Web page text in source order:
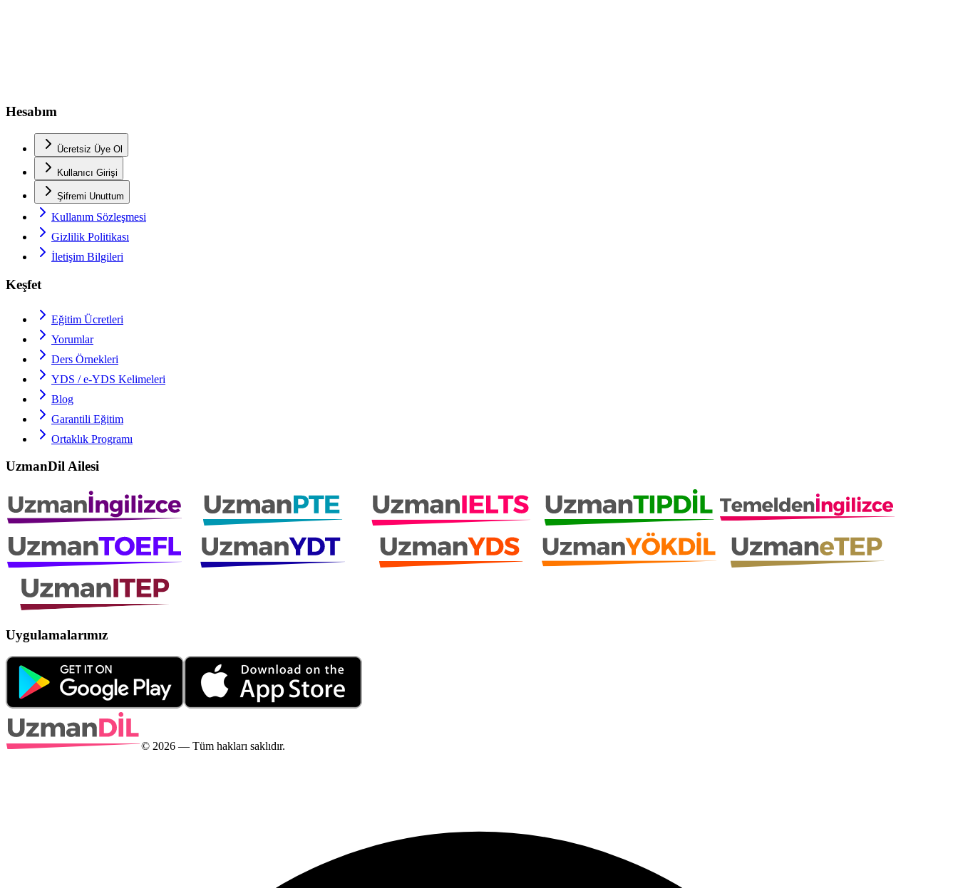
Hesabım
Ücretsiz Üye Ol
Kullanıcı Girişi
Şifremi Unuttum
Kullanım Sözleşmesi
Gizlilik Politikası
İletişim Bilgileri
Keşfet
Eğitim Ücretleri
Yorumlar
Ders Örnekleri
YDS / e-YDS Kelimeleri
Blog
Garantili Eğitim
Ortaklık Programı
UzmanDil Ailesi
Uygulamalarımız
© 2026 — Tüm hakları saklıdır.